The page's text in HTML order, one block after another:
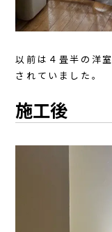
以前は４畳半の洋
されていました。
施工後